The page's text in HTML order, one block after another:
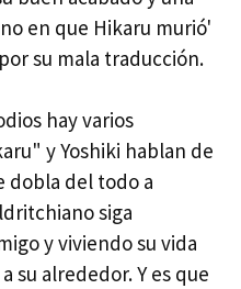
en que Hikaru murió'
su mala traducción.
hay varios
y Yoshiki hablan de
dobla del todo a
siga
y viviendo su vida
su alrededor. Y es que